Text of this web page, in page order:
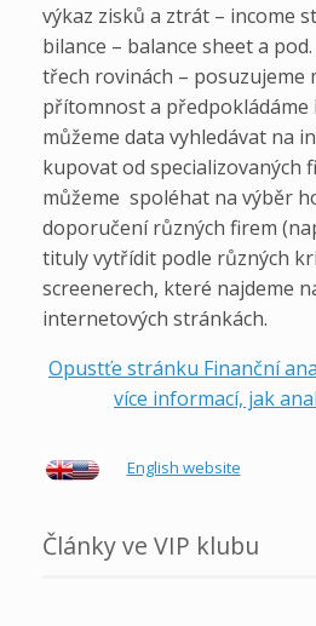
výkaz zisků a ztrát – income
bilance – balance sheet a
třech rovinách – posuzujeme
přítomnost a předpokládáme
můžeme data vyhledávat na
kupovat od specializovaných
můžeme spoléhat na výběr
doporučení různých firem
tituly vytřídit podle různých
screenerech, které najdeme
internetových stránkách.
Opustťe stránku Finanční
více informací, jak
English website
Články ve VIP klubu